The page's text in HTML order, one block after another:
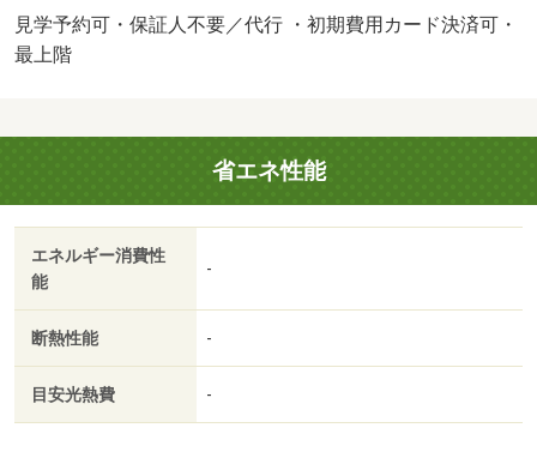
見学予約可・保証人不要／代行 ・初期費用カード決済可・
最上階
省エネ性能
エネルギー消費性
能
-
断熱性能 -
目安光熱費 -